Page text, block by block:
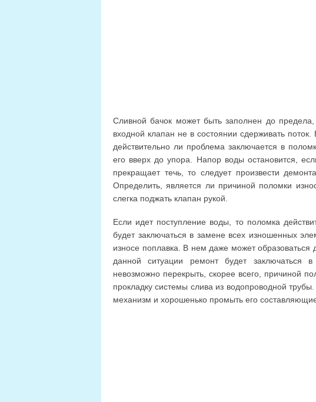
Сливной бачок может быть заполнен до
входной клапан не в состоянии сдерживать
действительно ли проблема заключается в
его вверх до упора. Напор воды остановится,
прекращает течь, то следует произвести
Определить, является ли причиной поломки
слегка поджать клапан рукой.
Если идет поступление воды, то поломка
будет заключаться в замене всех изношенных
износе поплавка. В нем даже может образоваться
данной ситуации ремонт будет
невозможно перекрыть, скорее всего, причиной
прокладку системы слива из водопроводной
механизм и хорошенько промыть его